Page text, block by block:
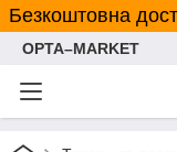
Безкоштовна
OPTA–MARKET